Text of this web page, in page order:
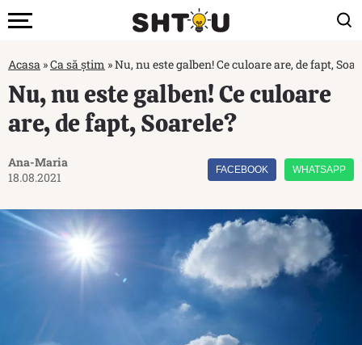
Acasa »Ca să știm »Nu, nu este galben! Ce culoare are, de fapt,
Nu, nu este galben! Ce culoare
are, de fapt, Soarele?
Ana-Maria
18.08.2021
FACEBOOK WHATSAPP